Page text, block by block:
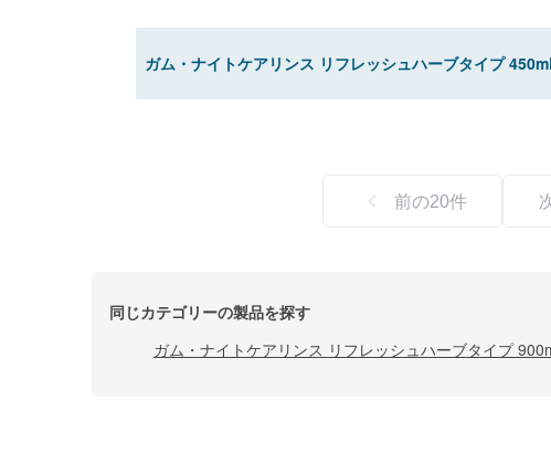
ガム・ナイトケアリンス リフレッシュハーブタイプ
前の20件
同じカテゴリーの製品を探す
ガム・ナイトケアリンス リフレッシュハーブタイプ